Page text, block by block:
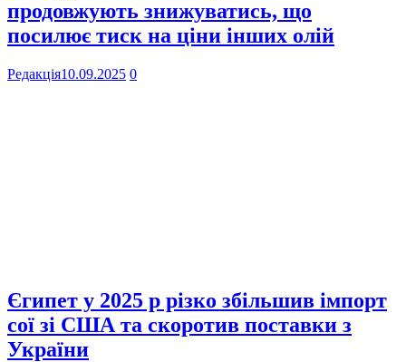
продовжують знижуватись, що
посилює тиск на ціни інших олій
Редакція10.09.2025 0
Єгипет у 2025 р різко збільшив імпорт
сої зі США та скоротив поставки з
України